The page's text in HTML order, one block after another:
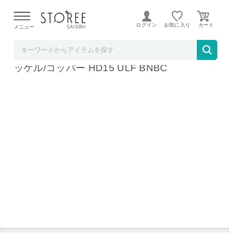
よる配送遅延が発生しております。
メニュー ログイン お気に入り
Dyson Supersonic Shine ヘアドライヤー ニ
ッケル/コッパー HD15 ULF BNBC